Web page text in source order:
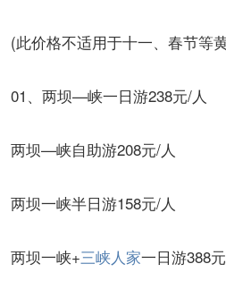
(此价格不适用于十一、春节等
01、两坝—峡一日游238元/人
两坝—峡自助游208元/人
两坝一峡半日游158元/人
两坝一峡+三峡人家一日游388